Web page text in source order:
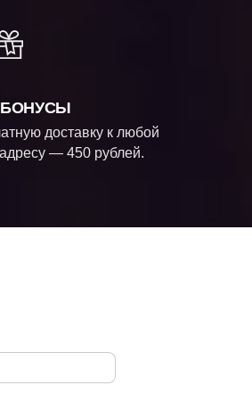
доставку к любой
— 450 рублей.